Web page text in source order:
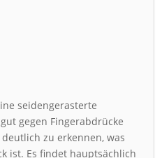
seidengerasterte
gegen Fingerabdrücke
zu erkennen, was
ist. Es findet hauptsächlich